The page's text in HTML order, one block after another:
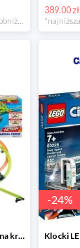
389.00 zł
Tor HOT WHEELS Kolosalna kraksa -26%
-24%